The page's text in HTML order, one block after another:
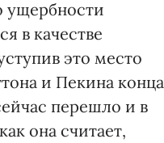
ущербности
в качестве
это место
и Пекина конца
перешло и в
она считает,